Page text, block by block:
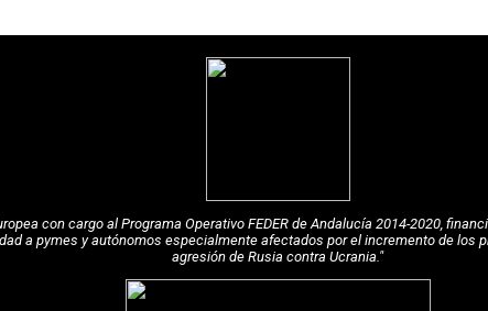
con cargo al Programa Operativo FEDER de Andalucía 2014-2020,
a pymes y autónomos especialmente afectados por el incremento de los
agresión de Rusia contra Ucrania."